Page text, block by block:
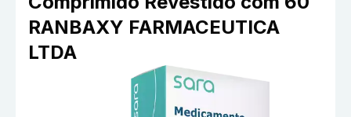
RANBAXY FARMACEUTICA
LTDA